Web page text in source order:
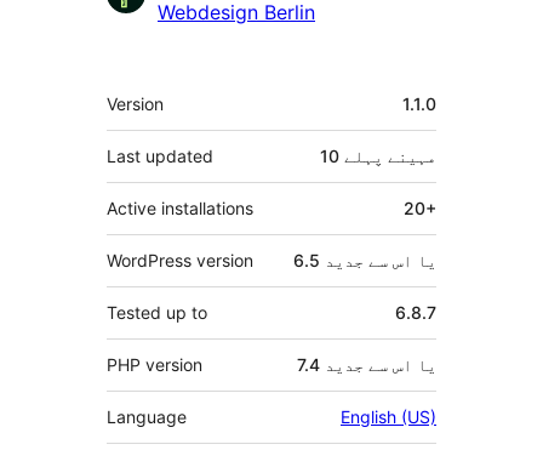
دار Webdesign Berlin
میٹا
Version 1.1.0
Last updated 10 مہینے پہلے
Active installations 20+
WordPress version 6.5 یا اس سے جدید
Tested up to 6.8.7
PHP version 7.4 یا اس سے جدید
Language English (US)